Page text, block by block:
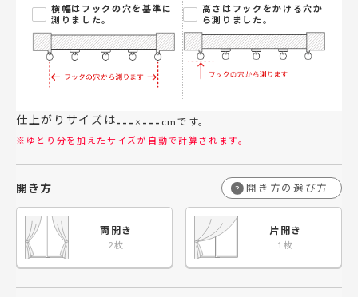
横幅はフックの穴を基準に
測りました。
高さはフックをかける穴か
ら測りました。
仕上がりサイズは--- × --- cmです。
※ゆとり分を加えたサイズが自動で計算されます。
開き方 ? 開き方の選び方
両開き 片開き